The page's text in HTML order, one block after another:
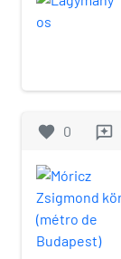
favorite 0 reviews